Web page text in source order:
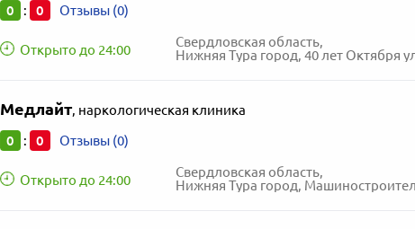
0 : 0 Отзывы (0)
Открыто до 24:00
Свердловская область,
Нижняя Тура город, 40 лет Октября
Медлайт, наркологическая клиника
0 : 0 Отзывы (0)
Открыто до 24:00
Свердловская область,
Нижняя Тура город,